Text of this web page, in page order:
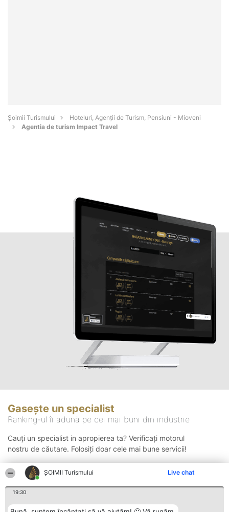
ȘOIMII Turismului Live chat
19:30
Șoimii Turismului
Hoteluri, Agenții de Turism, Pensiuni - Mioveni
Agentia de turism Impact Travel
Gasește un specialist
Ranking-ul îi adună pe cei mai buni din industrie
Cauți un specialist in apropierea ta? Verificați motorul
nostru de căutare. Folosiți doar cele mai bune servicii!